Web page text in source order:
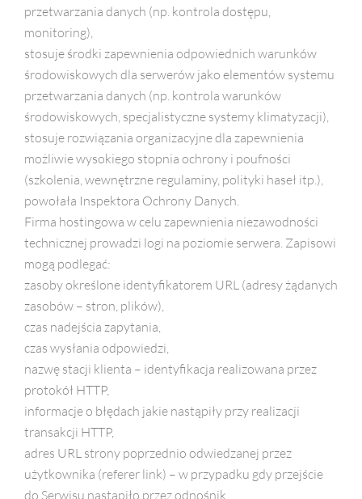
przetwarzania danych (np. kontrola dostępu,
monitoring),
stosuje środki zapewnienia odpowiednich warunków
środowiskowych dla serwerów jako elementów systemu
przetwarzania danych (np. kontrola warunków
środowiskowych, specjalistyczne systemy klimatyzacji),
stosuje rozwiązania organizacyjne dla zapewnienia
możliwie wysokiego stopnia ochrony i poufności
(szkolenia, wewnętrzne regulaminy, polityki haseł itp.),
powołała Inspektora Ochrony Danych.
Firma hostingowa w celu zapewnienia niezawodności
technicznej prowadzi logi na poziomie serwera. Zapisowi
mogą podlegać:
zasoby określone identyfikatorem URL (adresy żądanych
zasobów – stron, plików),
czas nadejścia zapytania,
czas wysłania odpowiedzi,
nazwę stacji klienta – identyfikacja realizowana przez
protokół HTTP,
informacje o błędach jakie nastąpiły przy realizacji
transakcji HTTP,
adres URL strony poprzednio odwiedzanej przez
użytkownika (referer link) – w przypadku gdy przejście
do Serwisu nastąpiło przez odnośnik,